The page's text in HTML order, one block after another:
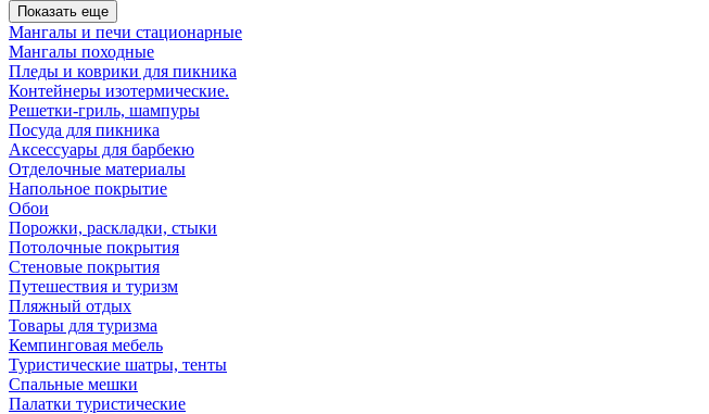
Показать еще
Мангалы и печи стационарные
Мангалы походные
Пледы и коврики для пикника
Контейнеры изотермические.
Решетки-гриль, шампуры
Посуда для пикника
Аксессуары для барбекю
Отделочные материалы
Напольное покрытие
Обои
Порожки, раскладки, стыки
Потолочные покрытия
Стеновые покрытия
Путешествия и туризм
Пляжный отдых
Товары для туризма
Кемпинговая мебель
Туристические шатры, тенты
Спальные мешки
Палатки туристические